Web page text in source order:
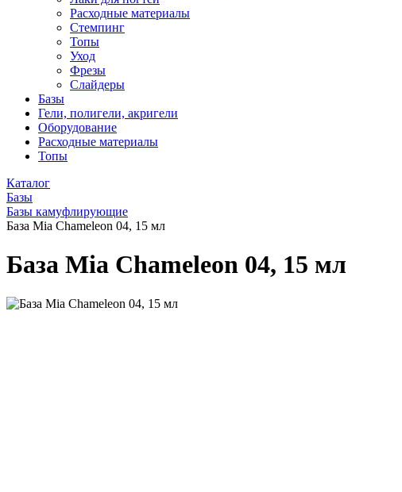
Расходные материалы
Стемпинг
Топы
Уход
Фрезы
Слайдеры
Базы
Гели, полигели, акригели
Оборудование
Расходные материалы
Топы
Каталог
Базы
Базы камуфлирующие
База Mia Chameleon 04, 15 мл
База Mia Chameleon 04, 15 мл